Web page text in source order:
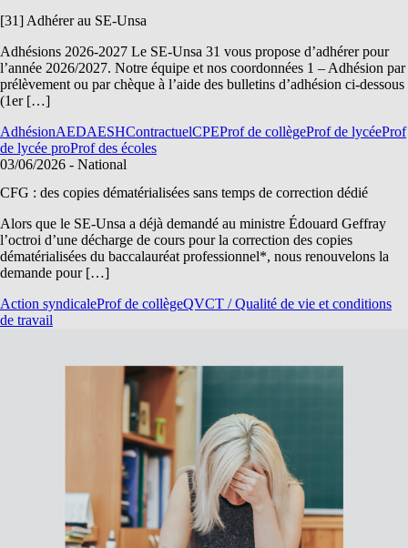
[31] Adhérer au SE-Unsa
Adhésions 2026-2027 Le SE-Unsa 31 vous propose d’adhérer pour
l’année 2026/2027. Notre équipe et nos coordonnées 1 – Adhésion par
prélèvement ou par chèque à l’aide des bulletins d’adhésion ci-dessous
(1er […]
AdhésionAEDAESHContractuelCPEProf de collègeProf de lycéeProf
de lycée proProf des écoles
03/06/2026 - National
CFG : des copies dématérialisées sans temps de correction dédié
Alors que le SE-Unsa a déjà demandé au ministre Édouard Geffray
l’octroi d’une décharge de cours pour la correction des copies
dématérialisées du baccalauréat professionnel*, nous renouvelons la
demande pour […]
Action syndicaleProf de collègeQVCT / Qualité de vie et conditions
de travail